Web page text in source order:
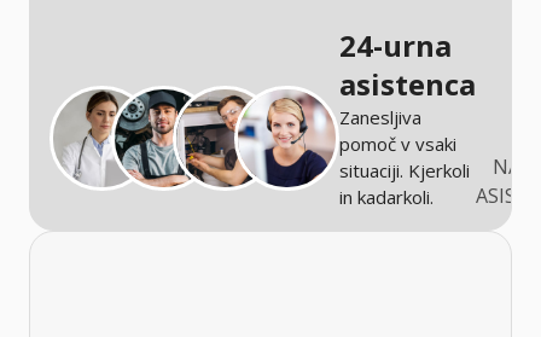
24-urna
asistenca
Zanesljiva
pomoč v vsaki
situaciji. Kjerkoli
in kadarkoli.